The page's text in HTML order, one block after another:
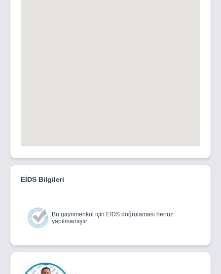
EİDS Bilgileri
Bu gayrimenkul için EİDS doğrulaması henüz
yapılmamıştır.